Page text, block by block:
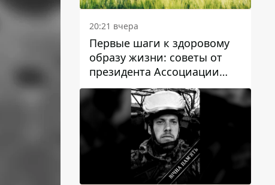
20:21 вчера
Первые шаги к здоровому
образу жизни: советы от
президента Ассоциации
диетологов Украины